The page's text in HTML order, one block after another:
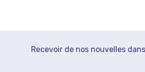
Recevoir de nos nouvelles